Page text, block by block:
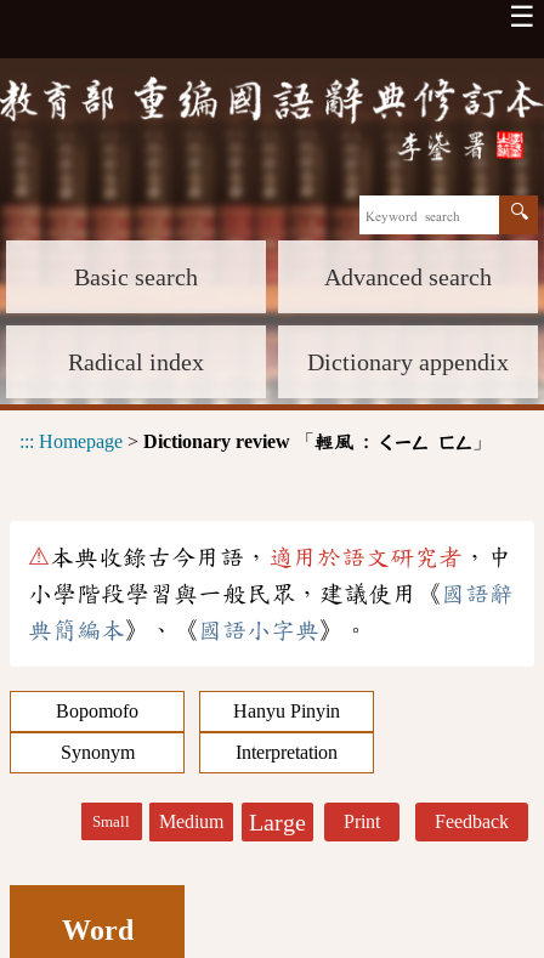
☰
Basic search Advanced search
Radical index Dictionary appendix
::: Homepage > Dictionary review 「 輕風 : ㄑㄧㄥ ㄈㄥ 」
⚠本典收錄古今用語， 適用於語文研究者 ，中
小學階段學習與一般民眾，建議使用《 國語辭
典簡編本》、《 國語小字典》。
Bopomofo
Hanyu Pinyin
Synonym
Interpretation
Small Medium Large Print Feedback
Word